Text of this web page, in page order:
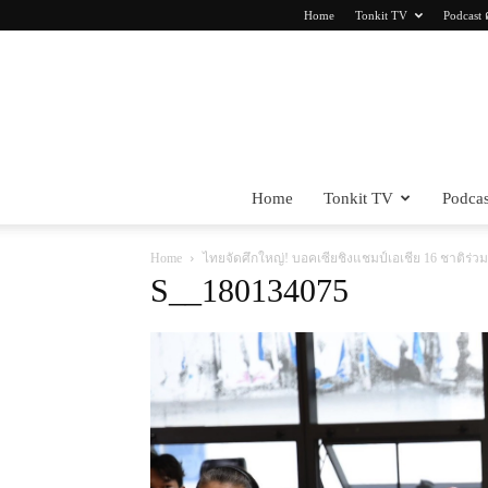
Home Tonkit TV
Home Tonkit TV
Home ไทยจัดศึกใหญ่! บอคเซียชิงแชมป์เอเชีย 16 ชาติร่ว
S__180134075